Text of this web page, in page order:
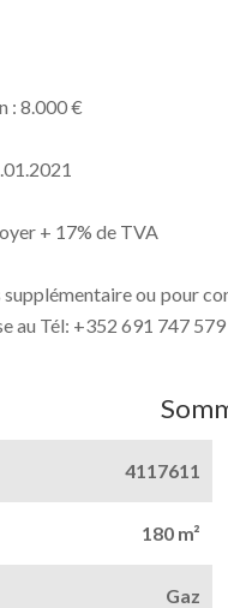
: 8.000 €
+ 17% de TVA
ou pour
au Tél: +352 691 747
4117611
180 m²
Gaz